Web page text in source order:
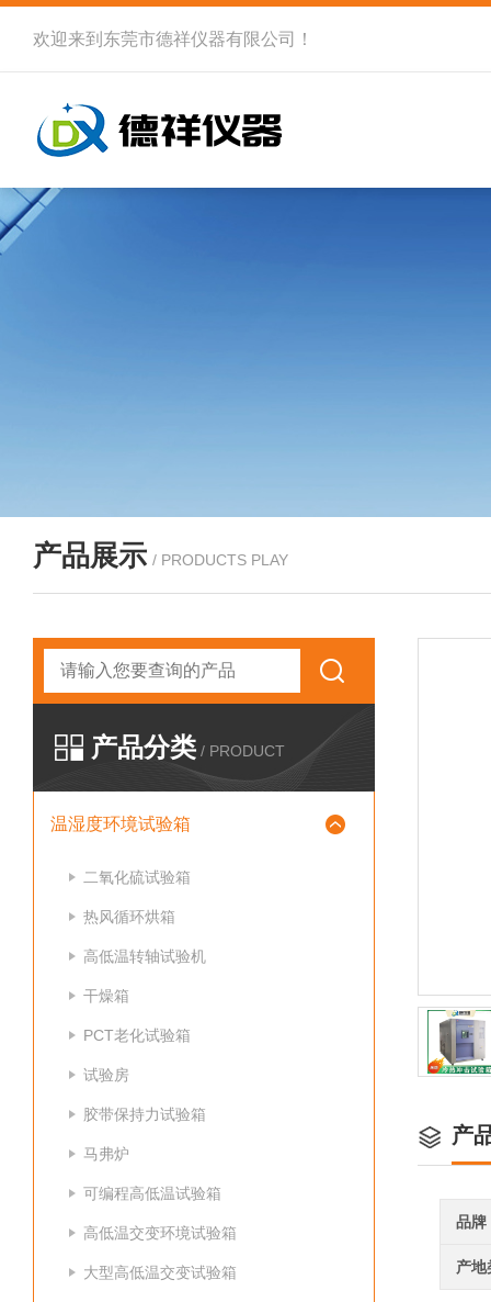
欢迎来到 东莞市德祥仪器有限公司 ！
产品展示 / PRODUCTS PLAY
产品分类 / PRODUCT
温湿度环境试验箱
二氧化硫试验箱
热风循环烘箱
高低温转轴试验机
干燥箱
PCT老化试验箱
试验房
胶带保持力试验箱
马弗炉
可编程高低温试验箱
高低温交变环境试验箱
大型高低温交变试验箱
产
品牌
产地